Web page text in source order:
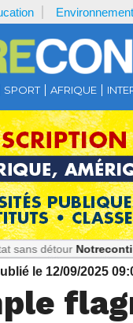
Environnement
SPORT AFRIQUE
Notrecontinent.com :
le 12/09/2025